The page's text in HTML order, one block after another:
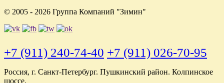
© 2005 - 2026 Группа Компаний "Зимин"
+7 (911) 240-74-40 +7 (911) 026-70-95
Россия, г. Санкт-Петербург. Пушкинский район. Колпинское
шоссе.